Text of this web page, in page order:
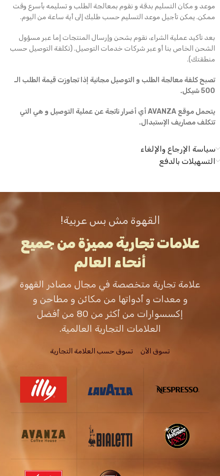
موعد و مكان التسليم بدقة و نقوم بمعالجة الطلب و تسليمه بأسرع وقت
ممكن. يمكن تأجيل موعد التسليم حسب طلبك إلى أية ساعة من اليوم.
بعد تأكيد عملية الشراء، نقوم بشحن وإرسال المنتجات إما عبر مسؤول
الشحن الخاص بنا أو عبر شركات خدمات التوصيل. (تكلفة التوصيل حسب
منطقتك).
تصبح كلفة معالجة الطلب و التوصيل مجانية إذا تجاوزت قيمة الطلب الـ
500 شيكل.
يتحمل موقع AVANZA أي أضرار ناتجة عن عملية التوصيل و هي التي
تتكلف مصاريف الإستبدال.
سياسة الإرجاع والإلغاء
التسهيلات بالدفع
القهوة مش بس عربية!
علامات تجارية مميزة من جميع
أنحاء العالم
علامة تجارية متخصصة في مجال مصادر القهوة
و معدات و أدواتها من مكائن و مطاحن و
إكسسوارات من أكثر من 80 من أفضل
العلامات التجارية العالمية.
تسوق الاَن تسوق حسب العلامة التجارية